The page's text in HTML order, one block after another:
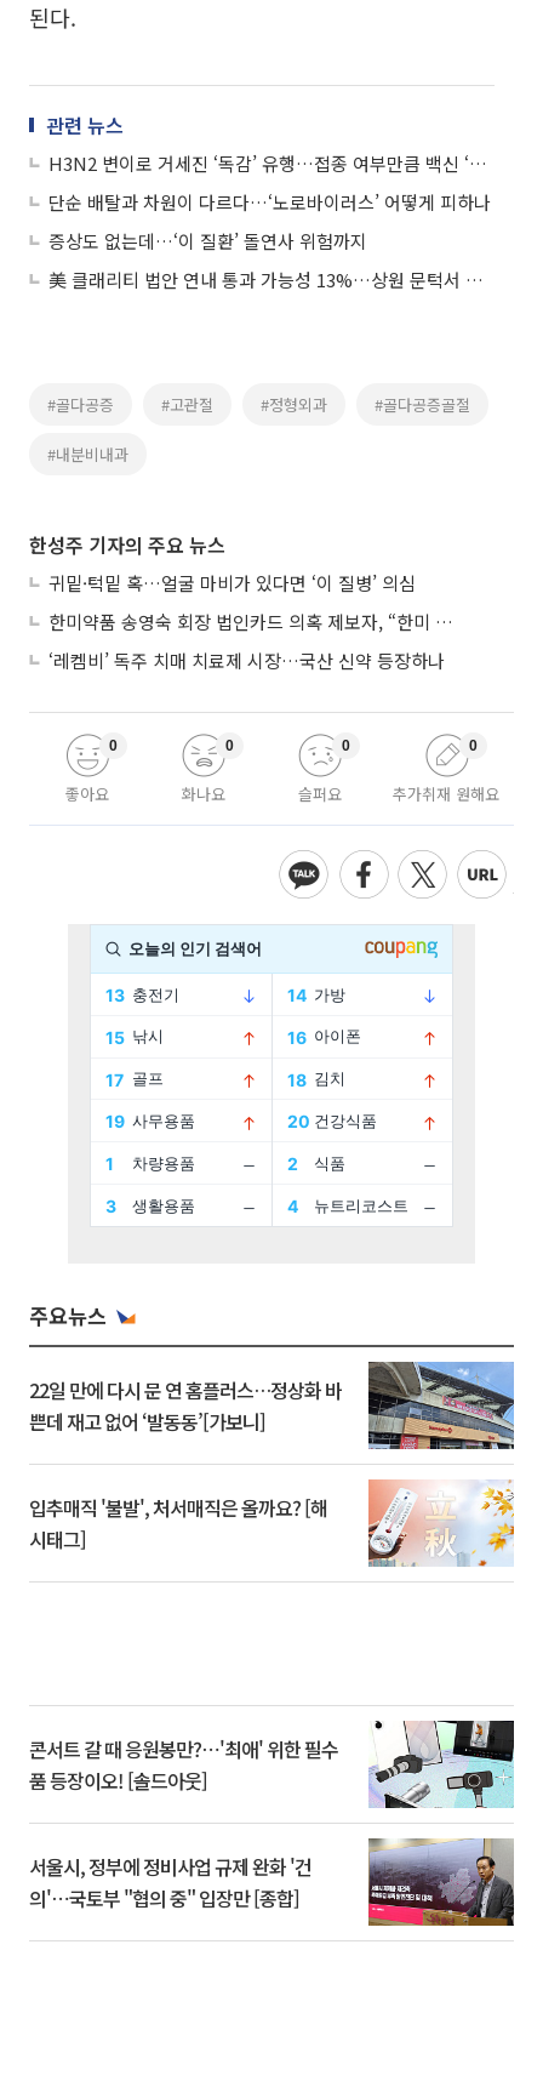
된다.
관련 뉴스
H3N2 변이로 거세진 ‘독감’ 유행…접종 여부만큼 백신 ‘종류’ 중요
단순 배탈과 차원이 다르다…‘노로바이러스’ 어떻게 피하나
증상도 없는데…‘이 질환’ 돌연사 위험까지
美 클래리티 법안 연내 통과 가능성 13%…상원 문턱서 제동
#골다공증 #고관절 #정형외과 #골다공증골절
#내분비내과
한성주 기자의 주요 뉴스
귀밑·턱밑 혹…얼굴 마비가 있다면 ‘이 질병’ 의심
한미약품 송영숙 회장 법인카드 의혹 제보자, “한미 잘 되기 바라는 마음”
‘레켐비’ 독주 치매 치료제 시장…국산 신약 등장하나
좋아요
0
화나요
0
슬퍼요
0
추가취재 원해요
0
주요뉴스
22일 만에 다시 문 연 홈플러스…정상화 바
쁜데 재고 없어 ‘발동동’[가보니]
입추매직 '불발', 처서매직은 올까요? [해
시태그]
콘서트 갈 때 응원봉만?⋯'최애' 위한 필수
품 등장이오! [솔드아웃]
서울시, 정부에 정비사업 규제 완화 '건
의'⋯국토부 "협의 중" 입장만 [종합]